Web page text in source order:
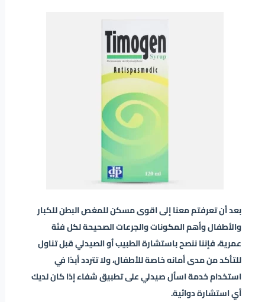
بعد أن تعرفتم معنا إلى اقوى مسكن للمغص البطن للكبار
والأطفال وأهم المكونات والجرعات الصحيحة لكل فئة
عمرية، فإننا ننصح باستشارة الطبيب أو الصيدلي قبل تناول
للتأكد من مدى أمانه خاصة للأطفال، ولا تتردد أبدًا في
استخدام خدمة اسأل صيدلي على تطبيق شفاء إذا كان لديك
أي استشارة دوائية.